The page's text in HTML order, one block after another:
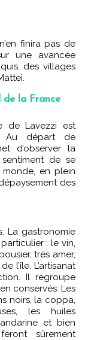
finira pas de
une avancée
des villages
de la France
Au départ de
d’observer la
de se
en plein
des
: le vin,
très amer,
l’île. L’artisanat
Il regroupe
conservés. Les
noirs, la coppa,
les huiles
et bien
sûrement